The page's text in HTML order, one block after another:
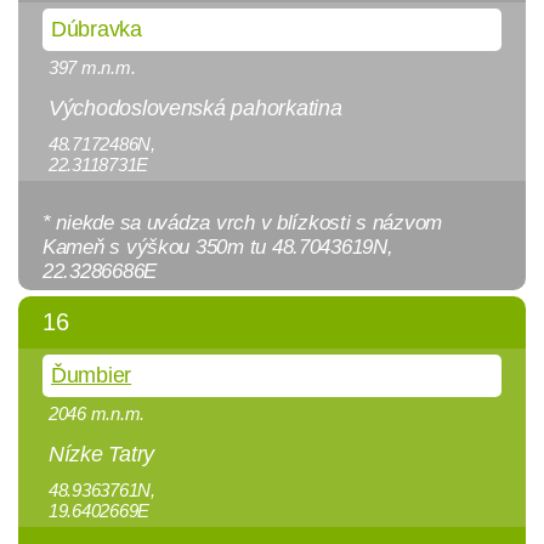
Dúbravka
397 m.n.m.
Východoslovenská pahorkatina
48.7172486N,
22.3118731E
* niekde sa uvádza vrch v blízkosti s názvom
Kameň s výškou 350m tu 48.7043619N,
22.3286686E
16
Ďumbier
2046 m.n.m.
Nízke Tatry
48.9363761N,
19.6402669E